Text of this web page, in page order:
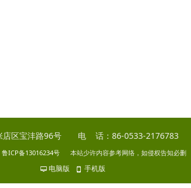
张店区宝沣路96号 电 话：86-0533-
鲁ICP备13016234号 本站少许内容参考网络，如侵权告知必删
넡 电脑版 넓 手机版